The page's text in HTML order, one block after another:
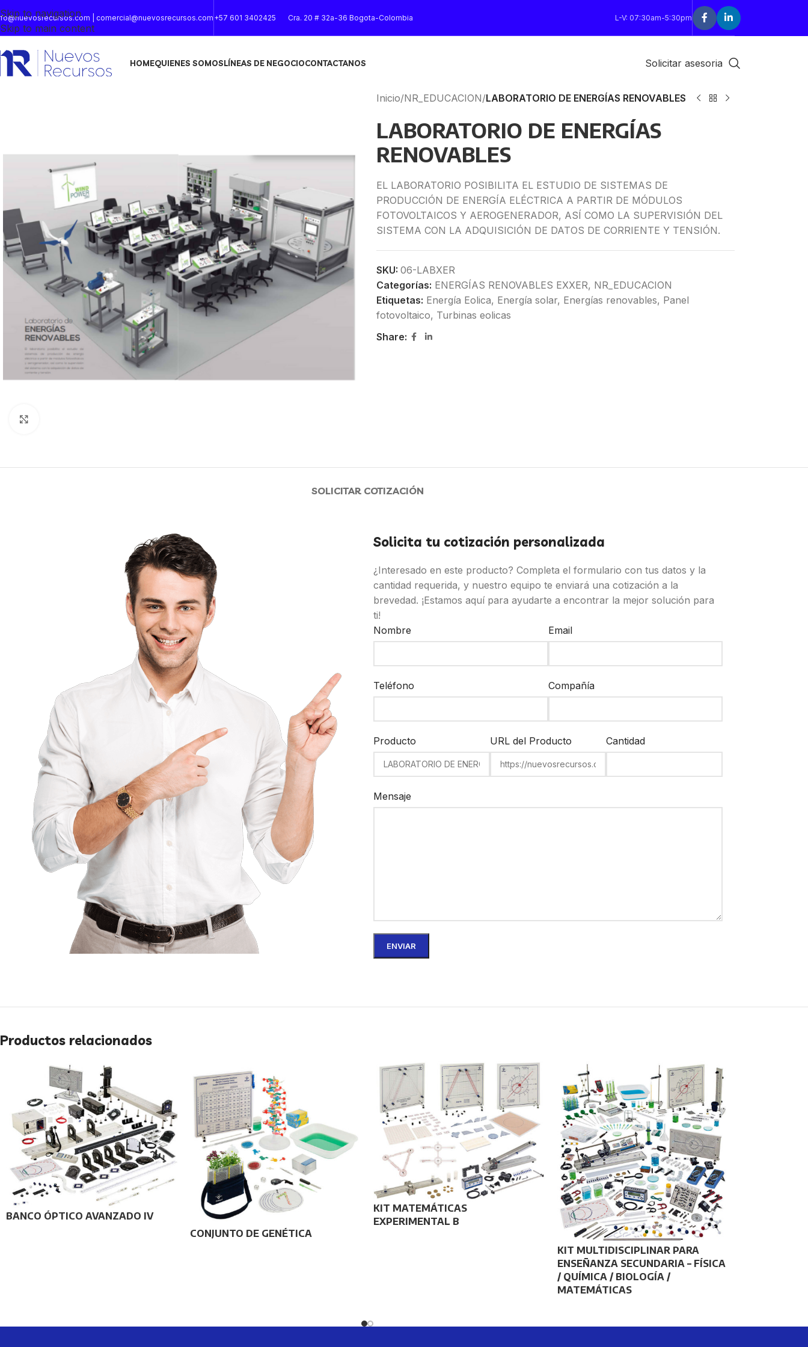
Skip to navigation
Skip to main content
| comercial@nuevosrecursos.com +57 601 3402425 Cra. 20 # 32a-36 Bogota-Colombia L-V: 07:30am-5:30pm
HOMEQUIENES SOMOSLÍNEAS DE NEGOCIOCONTACTANOS Solicitar asesoria
Inicio/NR_EDUCACION/LABORATORIO DE ENERGÍAS RENOVABLES
LABORATORIO DE ENERGÍAS
RENOVABLES
EL LABORATORIO POSIBILITA EL ESTUDIO DE SISTEMAS DE
PRODUCCIÓN DE ENERGÍA ELÉCTRICA A PARTIR DE MÓDULOS
FOTOVOLTAICOS Y AEROGENERADOR, ASÍ COMO LA SUPERVISIÓN DEL
SISTEMA CON LA ADQUISICIÓN DE DATOS DE CORRIENTE Y TENSIÓN.
SKU: 06-LABXER
Categorías: ENERGÍAS RENOVABLES EXXER, NR_EDUCACION
Etiquetas: Energía Eolica, Energía solar, Energías renovables, Panel
fotovoltaico, Turbinas eolicas
Share:
SOLICITAR COTIZACIÓN
Solicita tu cotización personalizada
¿Interesado en este producto? Completa el formulario con tus datos y la
cantidad requerida, y nuestro equipo te enviará una cotización a la
brevedad. ¡Estamos aquí para ayudarte a encontrar la mejor solución para
ti!
Nombre
Email
Teléfono Compañía
Producto URL del Producto Cantidad
Mensaje
Productos relacionados
BANCO ÓPTICO AVANZADO IV
CONJUNTO DE GENÉTICA
KIT MATEMÁTICAS
EXPERIMENTAL B
KIT MULTIDISCIPLINAR PARA
ENSEÑANZA SECUNDARIA – FÍSICA
/ QUÍMICA / BIOLOGÍA /
MATEMÁTICAS